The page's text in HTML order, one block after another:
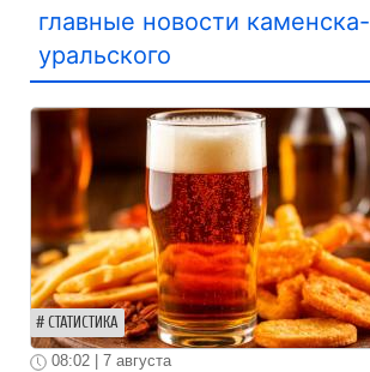
главные новости каменска-
уральского
СТАТИСТИКА
08:02 | 7 августа